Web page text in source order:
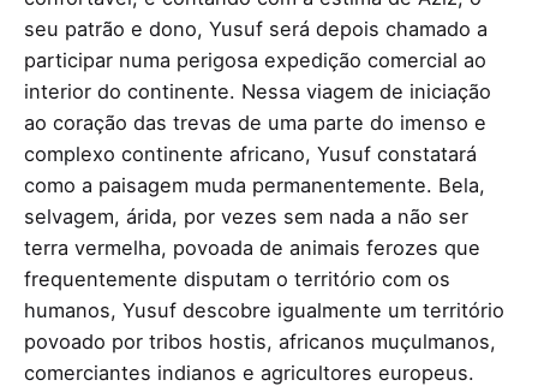
seu patrão e dono, Yusuf será depois chamado a
participar numa perigosa expedição comercial ao
interior do continente. Nessa viagem de iniciação
ao coração das trevas de uma parte do imenso e
complexo continente africano, Yusuf constatará
como a paisagem muda permanentemente. Bela,
selvagem, árida, por vezes sem nada a não ser
terra vermelha, povoada de animais ferozes que
frequentemente disputam o território com os
humanos, Yusuf descobre igualmente um território
povoado por tribos hostis, africanos muçulmanos,
comerciantes indianos e agricultores europeus.